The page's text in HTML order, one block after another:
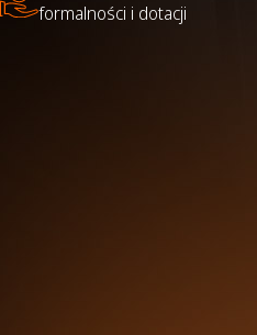
formalności i dotacji